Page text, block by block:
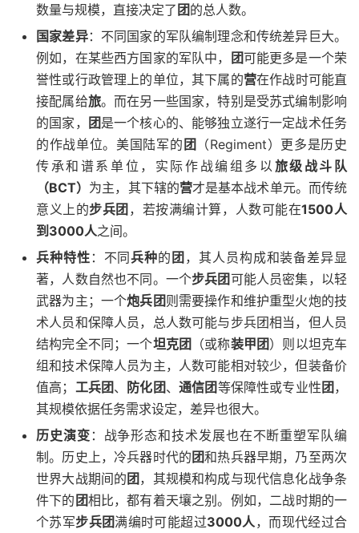
数量与规模，直接决定了 团的总人数。
国家差异：不同国家的军队编制理念和传统差异巨大。
例如，在某些西方国家的军队中，
团可能更多是一个荣
誉性或行政管理上的单位，其下属的营在作战时可能直
接配属给旅。而在另一些国家，特别是受苏式编制影响
的国家，
团是一个核心的、能够独立遂行一定战术任务
的作战单位。美国陆军的 团
（Regiment）更多是历史
传承和谱系单位，实际作战编组多以 旅级战斗队
（BCT） 为主，其下辖的营才是基本战术单元。而传统
意义上的步兵团 ，若按满编计算，人数可能在1500人
到3000人之间。
兵种特性 ：不同兵种的 团 ，其人员构成和装备差异显
著，人数自然也不同。一个步兵团 可能人员密集，以轻
武器为主；一个炮兵团则需要操作和维护重型火炮的技
术人员和保障人员，总人数可能与步兵团相当，但人员
结构完全不同；一个坦克团 （或称装甲团）则以坦克车
组和技术保障人员为主，人数可能相对较少，但装备价
值高； 工兵团、 防化团、 通信团等保障性或专业性 团 ，
其规模依据任务需求设定，差异也很大。
历史演变 ：战争形态和技术发展也在不断重塑军队编
制。历史上，冷兵器时代的 团和热兵器早期，乃至两次
世界大战期间的 团 ，其规模和构成与现代信息化战争条
件下的 团相比，都有着天壤之别。例如，二战时期的一
个苏军步兵团满编时可能超过3000人，而现代经过合